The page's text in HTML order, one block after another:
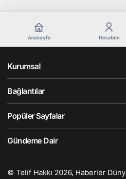
Anasayfa Hesabım
Kurumsal
Bağlantılar
Popüler Sayfalar
Gündeme Dair
© Telif Hakkı 2026, Haberler